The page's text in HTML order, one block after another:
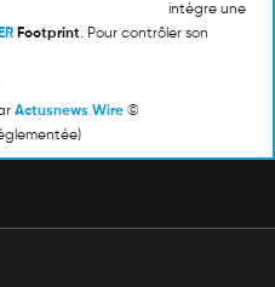
intègre une
Footprint. Pour contrôler son
Actusnews Wire ©